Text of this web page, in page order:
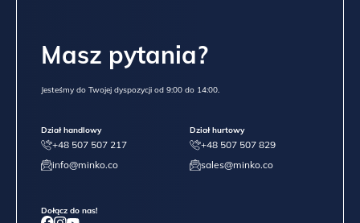
Masz pytania?
Jesteśmy do Twojej dyspozycji od 9:00 do 14:00.
Dział handlowy
+48 507 507 217
info@minko.co
Dział hurtowy
+48 507 507 829
sales@minko.co
Dołącz do nas!